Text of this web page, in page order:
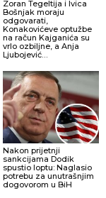
Zoran Tegeltija i Ivica
Bošnjak moraju
odgovarati,
Konakovićeve optužbe
na račun Kajganića su
vrlo ozbiljne, a Anja
Ljubojević…
Nakon prijetnji
sankcijama Dodik
spustio loptu: Naglasio
potrebu za unutrašnjim
dogovorom u BiH